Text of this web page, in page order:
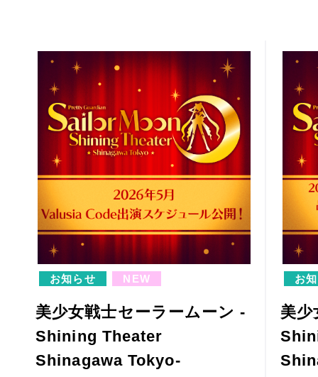
お知らせ NEW
美少女戦士セーラームーン -
Shining Theater
Shinagawa Tokyo-
お
美